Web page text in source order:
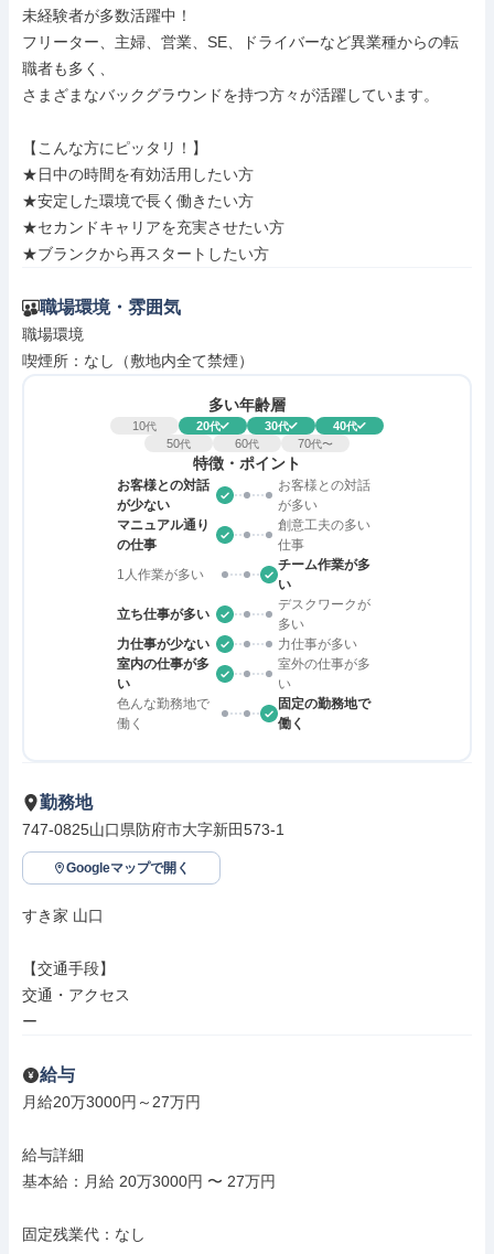
未経験者が多数活躍中！
フリーター、主婦、営業、SE、ドライバーなど異業種からの転
職者も多く、
さまざまなバックグラウンドを持つ方々が活躍しています。
【こんな方にピッタリ！】
★日中の時間を有効活用したい方
★安定した環境で長く働きたい方
★セカンドキャリアを充実させたい方
★ブランクから再スタートしたい方
職場環境・雰囲気
職場環境
喫煙所：なし（敷地内全て禁煙）
多い年齢層
10代 20代 30代 40代
50代 60代 70代〜
特徴・ポイント
お客様との対話
が少ない
お客様との対話
が多い
マニュアル通り
の仕事
創意工夫の多い
仕事
1人作業が多い
チーム作業が多
い
立ち仕事が多い
デスクワークが
多い
力仕事が少ない
力仕事が多い
室内の仕事が多
い
室外の仕事が多
い
色んな勤務地で
働く
固定の勤務地で
働く
勤務地
747-0825山口県防府市大字新田573-1
Googleマップで開く
すき家 山口
【交通手段】
交通・アクセス
ー
給与
月給20万3000円～27万円
給与詳細
基本給：月給 20万3000円 〜 27万円
固定残業代：なし